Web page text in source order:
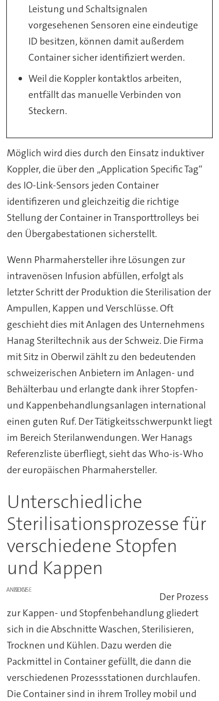
Leistung und Schaltsignalen
vorgesehenen Sensoren eine eindeutige
ID besitzen, können damit außerdem
Container sicher identifiziert werden.
Weil die Koppler kontaktlos arbeiten,
entfällt das manuelle Verbinden von
Steckern.
Möglich wird dies durch den Einsatz induktiver
Koppler, die über den „Application Specific Tag“
des IO-Link-Sensors jeden Container
identifizeren und gleichzeitig die richtige
Stellung der Container in Transporttrolleys bei
den Übergabestationen sicherstellt.
Wenn Pharmahersteller ihre Lösungen zur
intravenösen Infusion abfüllen, erfolgt als
letzter Schritt der Produktion die Sterilisation der
Ampullen, Kappen und Verschlüsse. Oft
geschieht dies mit Anlagen des Unternehmens
Hanag Steriltechnik aus der Schweiz. Die Firma
mit Sitz in Oberwil zählt zu den bedeutenden
schweizerischen Anbietern im Anlagen- und
Behälterbau und erlangte dank ihrer Stopfen-
und Kappenbehandlungsanlagen international
einen guten Ruf. Der Tätigkeitsschwerpunkt liegt
im Bereich Sterilanwendungen. Wer Hanags
Referenzliste überfliegt, sieht das Who-is-Who
der europäischen Pharmahersteller.
Unterschiedliche
Sterilisationsprozesse für
verschiedene Stopfen
und Kappen
ANZEIGE
Der Prozess
zur Kappen- und Stopfenbehandlung gliedert
sich in die Abschnitte Waschen, Sterilisieren,
Trocknen und Kühlen. Dazu werden die
Packmittel in Container gefüllt, die dann die
verschiedenen Prozessstationen durchlaufen.
Die Container sind in ihrem Trolley mobil und